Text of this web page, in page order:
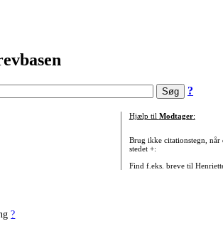
?
?
Hjælp til Modtager:
Brug ikke citationstegn, når
stedet +:
Find f.eks. breve til